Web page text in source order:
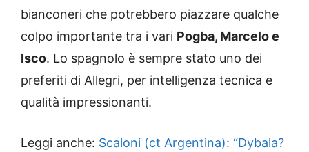
bianconeri che potrebbero piazzare qualche
colpo importante tra i vari Pogba, Marcelo e
Isco. Lo spagnolo è sempre stato uno dei
preferiti di Allegri, per intelligenza tecnica e
qualità impressionanti.
Leggi anche: Scaloni (ct Argentina): “Dybala?